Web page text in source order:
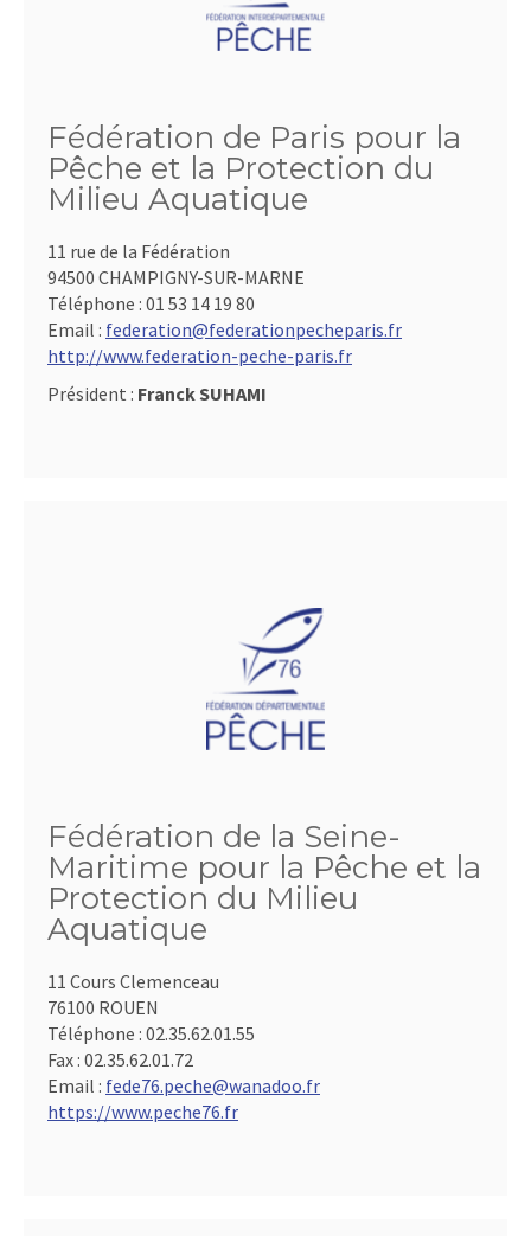
Fédération de Paris pour la
Pêche et la Protection du
Milieu Aquatique
11 rue de la Fédération
94500 CHAMPIGNY-SUR-MARNE
Téléphone : 01 53 14 19 80
Email : federation@federationpecheparis.fr
http://www.federation-peche-paris.fr
Président : Franck SUHAMI
Fédération de la Seine-
Maritime pour la Pêche et la
Protection du Milieu
Aquatique
11 Cours Clemenceau
76100 ROUEN
Téléphone : 02.35.62.01.55
Fax : 02.35.62.01.72
Email : fede76.peche@wanadoo.fr
https://www.peche76.fr